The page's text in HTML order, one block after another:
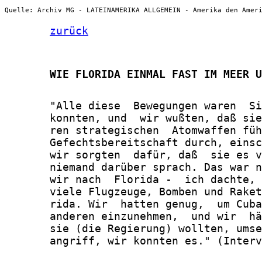
Quelle: Archiv MG - LATEINAMERIKA ALLGEMEIN - Amerika den
zurück
WIE FLORIDA EINMAL FAST IM MEER
"Alle diese  Bewegungen waren
konnten, und  wir wußten, daß
ren strategischen  Atomwaffen
Gefechtsbereitschaft durch,
wir sorgten  dafür, daß  sie es
niemand darüber sprach. Das war
wir nach  Florida -  ich
viele Flugzeuge, Bomben und
rida. Wir  hatten genug,  um
anderen einzunehmen,  und wir
sie (die Regierung) wollten,
angriff, wir konnten es."